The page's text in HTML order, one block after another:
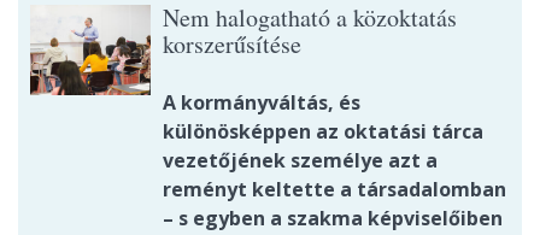
Nem halogatható a közoktatás
korszerűsítése
A kormányváltás, és
különösképpen az oktatási tárca
vezetőjének személye azt a
reményt keltette a társadalomban
– s egyben a szakma képviselőiben